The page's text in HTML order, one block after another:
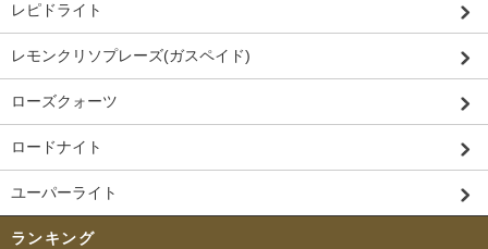
レピドライト
レモンクリソプレーズ(ガスペイド)
ローズクォーツ
ロードナイト
ユーパーライト
ランキング